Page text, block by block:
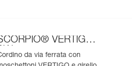
VERTIGO
da via ferrata con